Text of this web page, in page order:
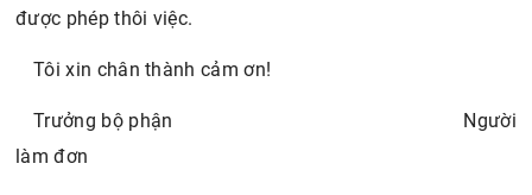
được phép thôi việc.
Tôi xin chân thành cảm ơn!
Trưởng bộ phận Người
làm đơn